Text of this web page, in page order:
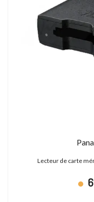
Lecteur de carte